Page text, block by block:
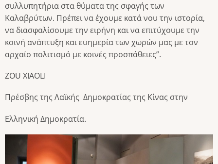
συλλυπητήρια στα θύματα της σφαγής των
Καλαβρύτων. Πρέπει να έχουμε κατά νου την ιστορία,
να διασφαλίσουμε την ειρήνη και να επιτύχουμε την
κοινή ανάπτυξη και ευημερία των χωρών μας με τον
αρχαίο πολιτισμό με κοινές προσπάθειες”.
ZOU XIAOLI
Πρέσβης της Λαϊκής Δημοκρατίας της Κίνας στην
Ελληνική Δημοκρατία.